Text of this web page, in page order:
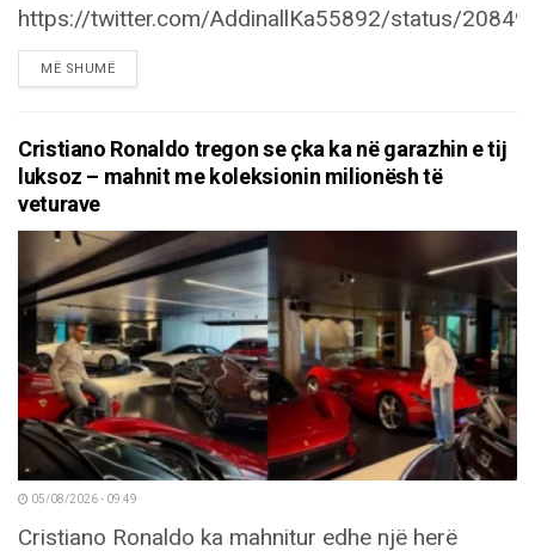
https://twitter.com/AddinallKa55892/status/
MË SHUMËDETAILS
Cristiano Ronaldo tregon se çka ka në garazhin e tij
luksoz – mahnit me koleksionin milionësh të
veturave
05/08/2026 - 09:49
Cristiano Ronaldo ka mahnitur edhe një herë